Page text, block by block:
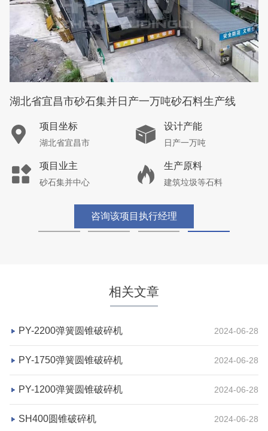
湖北省宜昌市砂石集并日产一万吨砂石料生产线
项目坐标
湖北省宜昌市
设计产能
日产一万吨
项目业主
砂石集并中心
生产原料
建筑垃圾等石料
咨询该项目执行经理
相关文章
PY-2200弹簧圆锥破碎机 2024-06-28
PY-1750弹簧圆锥破碎机 2024-06-28
PY-1200弹簧圆锥破碎机 2024-06-28
SH400圆锥破碎机 2024-06-28